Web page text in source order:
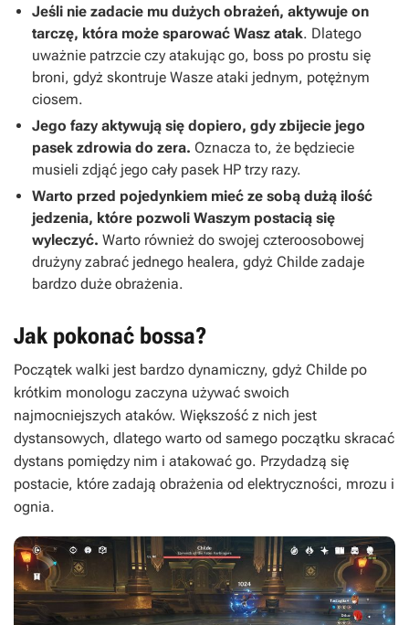
Jeśli nie zadacie mu dużych obrażeń, aktywuje on
tarczę, która może sparować Wasz atak. Dlatego
uważnie patrzcie czy atakując go, boss po prostu się
broni, gdyż skontruje Wasze ataki jednym, potężnym
ciosem.
Jego fazy aktywują się dopiero, gdy zbijecie jego
pasek zdrowia do zera. Oznacza to, że będziecie
musieli zdjąć jego cały pasek HP trzy razy.
Warto przed pojedynkiem mieć ze sobą dużą ilość
jedzenia, które pozwoli Waszym postacią się
wyleczyć. Warto również do swojej czteroosobowej
drużyny zabrać jednego healera, gdyż Childe zadaje
bardzo duże obrażenia.
Jak pokonać bossa?
Początek walki jest bardzo dynamiczny, gdyż Childe po
krótkim monologu zaczyna używać swoich
najmocniejszych ataków. Większość z nich jest
dystansowych, dlatego warto od samego początku skracać
dystans pomiędzy nim i atakować go. Przydadzą się
postacie, które zadają obrażenia od elektryczności, mrozu i
ognia.